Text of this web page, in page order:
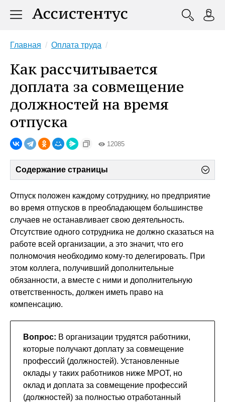
Главная Оплата труда
Как рассчитывается
доплата за совмещение
должностей на время
отпуска
12085
Содержание страницы
Отпуск положен каждому сотруднику, но предприятие
во время отпусков в преобладающем большинстве
случаев не останавливает свою деятельность.
Отсутствие одного сотрудника не должно сказаться на
работе всей организации, а это значит, что его
полномочия необходимо кому-то делегировать. При
этом коллега, получивший дополнительные
обязанности, а вместе с ними и дополнительную
ответственность, должен иметь право на
компенсацию.
Вопрос: В организации трудятся работники,
которые получают доплату за совмещение
профессий (должностей). Установленные
оклады у таких работников ниже МРОТ, но
оклад и доплата за совмещение профессий
(должностей) за полностью отработанный